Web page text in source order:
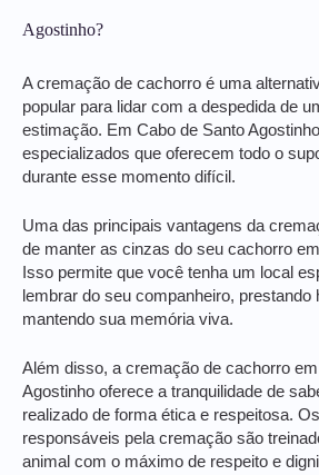
Agostinho?
A cremação de cachorro é uma
popular para lidar com a despedida de
estimação. Em Cabo de Santo
especializados que oferecem todo o
durante esse momento difícil.
Uma das principais vantagens da
de manter as cinzas do seu cachorro
Isso permite que você tenha um local
lembrar do seu companheiro, prestando
mantendo sua memória viva.
Além disso, a cremação de cachorro
Agostinho oferece a tranquilidade de
realizado de forma ética e respeitosa.
responsáveis pela cremação são
animal com o máximo de respeito e